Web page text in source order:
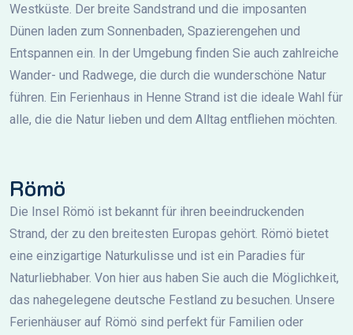
Westküste. Der breite Sandstrand und die imposanten
Dünen laden zum Sonnenbaden, Spazierengehen und
Entspannen ein. In der Umgebung finden Sie auch zahlreiche
Wander- und Radwege, die durch die wunderschöne Natur
führen. Ein Ferienhaus in Henne Strand ist die ideale Wahl für
alle, die die Natur lieben und dem Alltag entfliehen möchten.
Römö
Die Insel Römö ist bekannt für ihren beeindruckenden
Strand, der zu den breitesten Europas gehört. Römö bietet
eine einzigartige Naturkulisse und ist ein Paradies für
Naturliebhaber. Von hier aus haben Sie auch die Möglichkeit,
das nahegelegene deutsche Festland zu besuchen. Unsere
Ferienhäuser auf Römö sind perfekt für Familien oder